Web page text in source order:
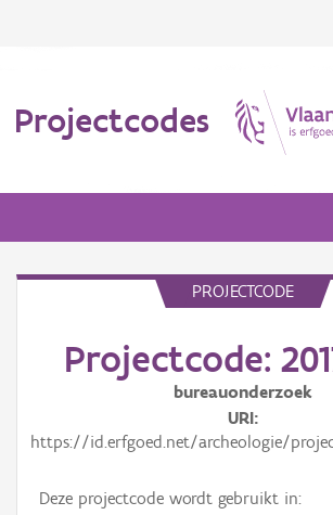
Projectcodes
PROJECTCODE
Projectcode:
bureauonderzoek
URI
https://id.erfgoed.net/archeologie/
Deze projectcode wordt gebruikt in: